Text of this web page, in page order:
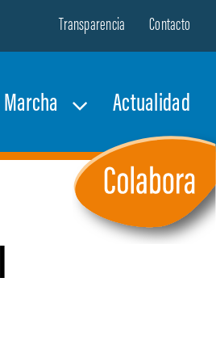
Transparencia Contacto
Marcha Actualidad